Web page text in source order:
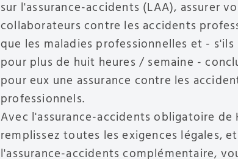
sur l'assurance-accidents (LAA), assurer
collaborateurs contre les accidents
que les maladies professionnelles et - s'ils
pour plus de huit heures / semaine -
pour eux une assurance contre les
professionnels.
Avec l'assurance-accidents obligatoire de
remplissez toutes les exigences légales,
l'assurance-accidents complémentaire,